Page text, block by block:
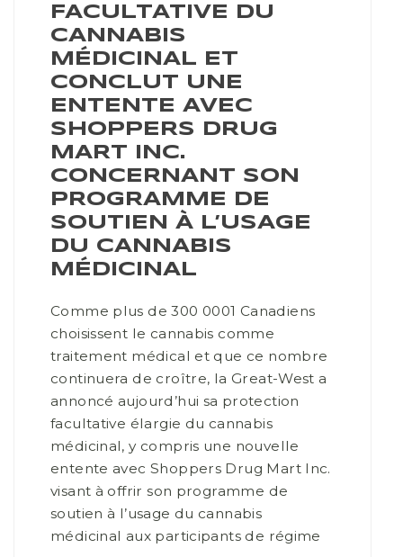
FACULTATIVE DU
CANNABIS
MÉDICINAL ET
CONCLUT UNE
ENTENTE AVEC
SHOPPERS DRUG
MART INC.
CONCERNANT SON
PROGRAMME DE
SOUTIEN À L’USAGE
DU CANNABIS
MÉDICINAL
Comme plus de 300 0001 Canadiens
choisissent le cannabis comme
traitement médical et que ce nombre
continuera de croître, la Great-West a
annoncé aujourd’hui sa protection
facultative élargie du cannabis
médicinal, y compris une nouvelle
entente avec Shoppers Drug Mart Inc.
visant à offrir son programme de
soutien à l’usage du cannabis
médicinal aux participants de régime